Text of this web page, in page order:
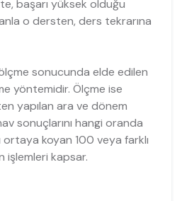
başarı yüksek olduğu
o dersten, ders tekrarına
sonucunda elde edilen
yöntemidir. Ölçme ise
yapılan ara ve dönem
sonuçlarını hangi oranda
ortaya koyan 100 veya farklı
işlemleri kapsar.